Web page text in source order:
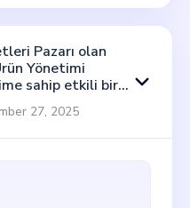
Pazarı olan
Yönetimi
sahip etkili bir
profesyonelleri
tesisler
dinamik bir
önemli olacaktır.
27, 2025